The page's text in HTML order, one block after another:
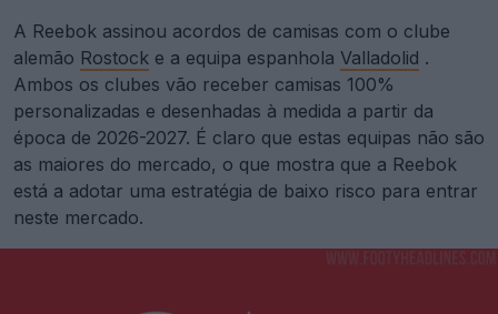
A Reebok assinou acordos de camisas com o clube
alemão Rostock e a equipa espanhola Valladolid .
Ambos os clubes vão receber camisas 100%
personalizadas e desenhadas à medida a partir da
época de 2026-2027. É claro que estas equipas não são
as maiores do mercado, o que mostra que a Reebok
está a adotar uma estratégia de baixo risco para entrar
neste mercado.